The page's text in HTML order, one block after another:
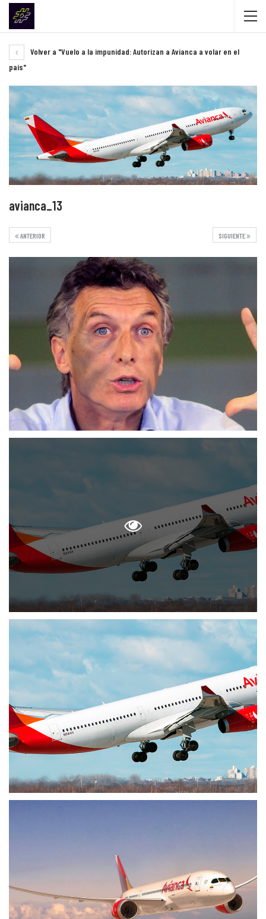
Volver a "Vuelo a la impunidad: Autorizan a Avianca a volar en el
país"
avianca_13
SIGUIENTE
ANTERIOR